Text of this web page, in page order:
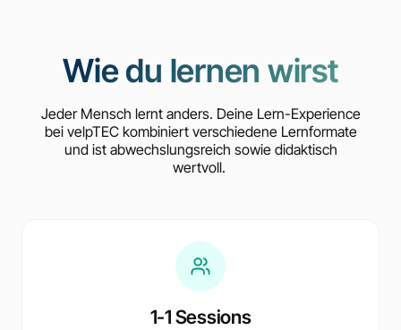
Wie du lernen wirst
Jeder Mensch lernt anders. Deine Lern-Experience
bei velpTEC kombiniert verschiedene Lernformate
und ist abwechslungsreich sowie didaktisch
wertvoll.
1-1 Sessions